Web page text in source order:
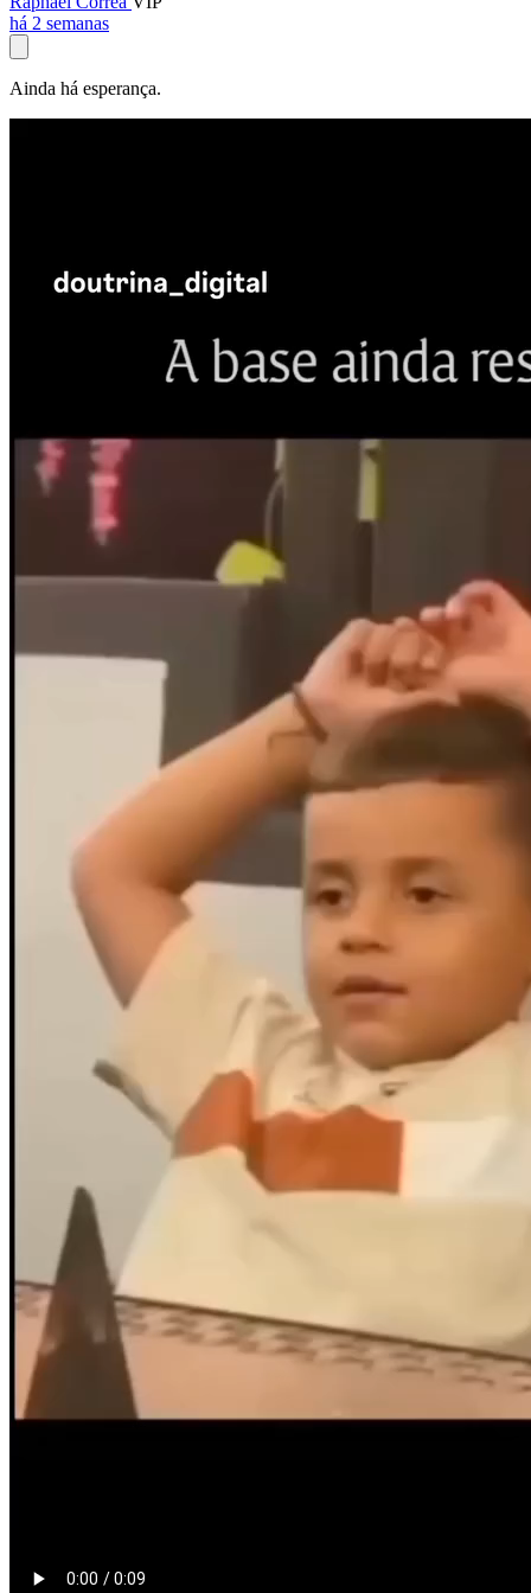
há 2 semanas
Ainda há esperança.